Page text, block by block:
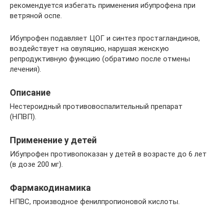
рекомендуется избегать применения ибупрофена при
ветряной оспе.
Ибупрофен подавляет ЦОГ и синтез простагландинов,
воздействует на овуляцию, нарушая женскую
репродуктивную функцию (обратимо после отмены
лечения).
Описание
Нестероидный противовоспалительный препарат
(НПВП).
Применение у детей
Ибупрофен противопоказан у детей в возрасте до 6 лет
(в дозе 200 мг).
Фармакодинамика
НПВС, производное фенилпропионовой кислоты.